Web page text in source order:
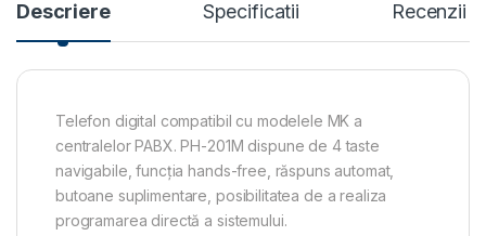
Descriere Specificatii Recenzii
Telefon digital compatibil cu modelele MK a
centralelor PABX. PH-201M dispune de 4 taste
navigabile, funcția hands-free, răspuns automat,
butoane suplimentare, posibilitatea de a realiza
programarea directă a sistemului.